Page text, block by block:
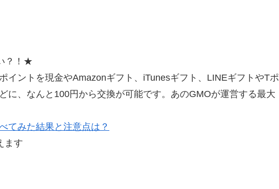
？！★
イントを現金やAmazonギフト、iTunesギフト、LINEギフトやTポ
に、なんと100円から交換が可能です。あのGMOが運営する最大
てみた結果と注意点は？
ます